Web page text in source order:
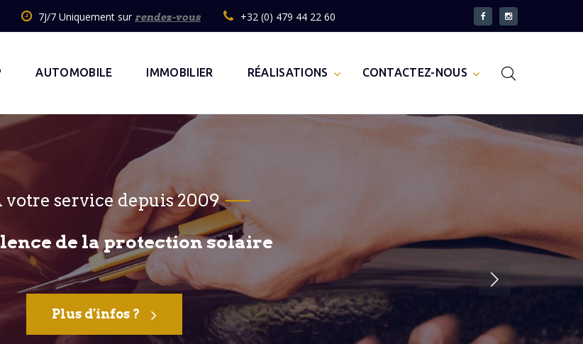
7J/7 Uniquement sur rendez-vous +32 (0) 479 44 22 60
AUTOMOBILE IMMOBILIER RÉALISATIONS CONTACTEZ-NOUS
votre service depuis 2009
de la protection solaire
Plus d'infos ?